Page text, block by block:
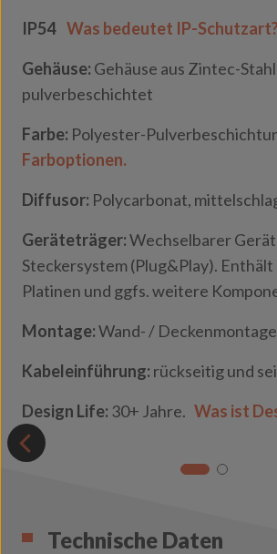
IP54 Was bedeutet IP-Schutzart?
Gehäuse: Gehäuse aus Zintec-Stahl
pulverbeschichtet
Farbe: Polyester-
Farboptionen.
Diffusor: Polycarbonat,
Geräteträger:Wechselbarer
Steckersystem (Plug&Play).
Platinen und ggfs. weitere
Montage:Wand- / Deckenmontage
Kabeleinführung: rückseitig und
Design Life: 30+ Jahre. Was ist
Technische Daten